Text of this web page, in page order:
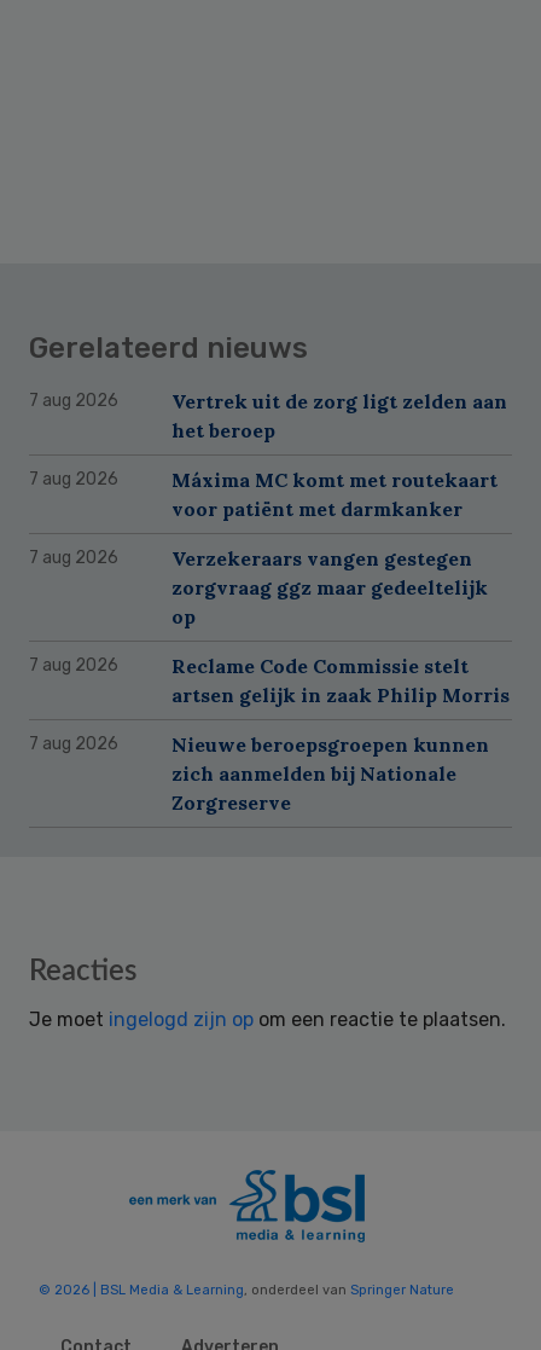
Gerelateerd nieuws
7 aug 2026
Vertrek uit de zorg ligt zelden aan
het beroep
7 aug 2026
Máxima MC komt met routekaart
voor patiënt met darmkanker
7 aug 2026
Verzekeraars vangen gestegen
zorgvraag ggz maar gedeeltelijk
op
7 aug 2026
Reclame Code Commissie stelt
artsen gelijk in zaak Philip Morris
7 aug 2026
Nieuwe beroepsgroepen kunnen
zich aanmelden bij Nationale
Zorgreserve
Reader
Reacties
Je moet ingelogd zijn op om een reactie te plaatsen.
© 2026 | BSL Media & Learning, onderdeel van Springer Nature